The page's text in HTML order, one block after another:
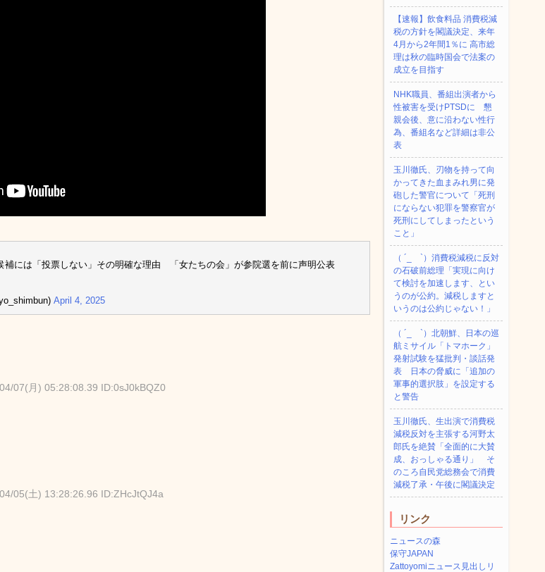
補には「投票しない」その明確な理由 「女たちの会」が参院選を前に声明公表
April 4, 2025
07(月) 05:28:08.39 ID:0sJ0kBQZ0
05(土) 13:28:26.96 ID:ZHcJtQJ4a
【速報】飲食料品 消費税減
税の方針を閣議決定、来年
4月から2年間1％に 高市総
理は秋の臨時国会で法案の
成立を目指す
NHK職員、番組出演者から
性被害を受けPTSDに 懇
親会後、意に沿わない性行
為、番組名など詳細は非公
表
玉川徹氏、刃物を持って向
かってきた血まみれ男に発
砲した警官について「死刑
にならない犯罪を警察官が
死刑にしてしまったという
こと」
（ ´_ゝ`）消費税減税に反対
の石破前総理「実現に向け
て検討を加速します、とい
うのが公約。減税しますと
いうのは公約じゃない！」
（ ´_ゝ`）北朝鮮、日本の巡
航ミサイル「‌トマホーク」
発射試験を猛批判・談話発
表 日本の脅威に「追加の
軍事的選択肢」を設定する
と警告
玉川徹氏、生出演で消費税
減税反対を主張する河野太
郎氏を絶賛「全面的に大賛
成、おっしゃる通り」 そ
のころ自民党総務会で消費
減税了承・午後に閣議決定
リンク
ニュースの森
保守JAPAN
Zattoyomiニュース見出しリ